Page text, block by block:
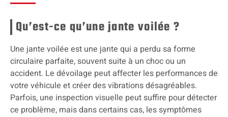
Qu’est-ce qu’une jante voilée ?
Une jante voilée est une jante qui a perdu sa forme
circulaire parfaite, souvent suite à un choc ou un
accident. Le dévoilage peut affecter les performances de
votre véhicule et créer des vibrations désagréables.
Parfois, une inspection visuelle peut suffire pour détecter
ce problème, mais dans certains cas, les symptômes